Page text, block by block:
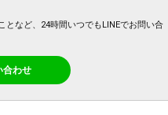
となど、24時間いつでもLINEでお問い合
合わせ